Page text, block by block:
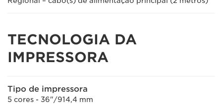
TECNOLOGIA DA
IMPRESSORA
Tipo de impressora
5 cores - 36"/914,4 mm